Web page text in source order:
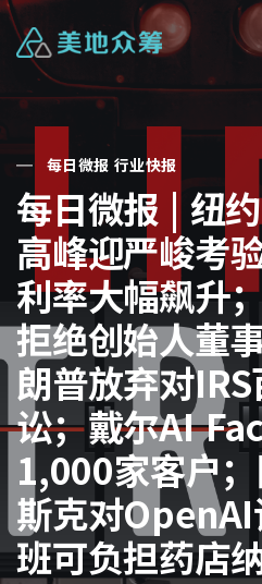
每日微报 行业快报
每日微报 | 纽
高峰迎严峻考
利率大幅飙升
拒绝创始人董
朗普放弃对
讼；戴尔AI
1,000家客户
斯克对
班可负担药店